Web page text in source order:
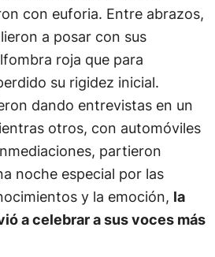
con euforia. Entre abrazos,
a posar con sus
roja que para
su rigidez inicial.
dando entrevistas en un
otros, con automóviles
partieron
noche especial por las
y la emoción, la
a celebrar a sus voces más